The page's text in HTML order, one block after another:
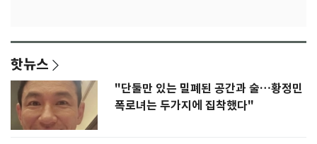
핫뉴스
"단둘만 있는 밀폐된 공간과 술…황정민
폭로녀는 두가지에 집착했다"